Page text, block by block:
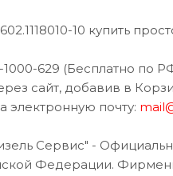
10 купить
629 (Бесплатно по
сайт, добавив в
электронную почту:
Сервис" -
Федерации.